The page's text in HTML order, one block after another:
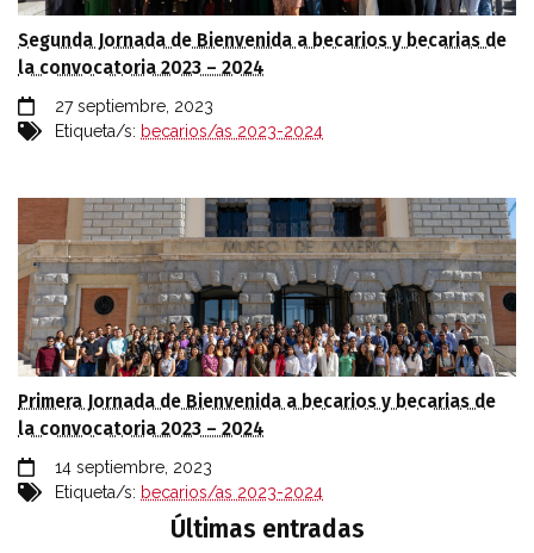
Segunda Jornada de Bienvenida a becarios y becarias de
la convocatoria 2023 – 2024
27 septiembre, 2023
Etiqueta/s: becarios/as 2023-2024
Primera Jornada de Bienvenida a becarios y becarias de
la convocatoria 2023 – 2024
14 septiembre, 2023
Etiqueta/s: becarios/as 2023-2024
Últimas entradas